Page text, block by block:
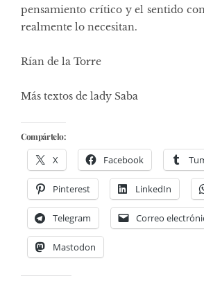
pensamiento crítico y el sentido
realmente lo necesitan.
Rían de la Torre
Más textos de lady Saba
Compártelo:
X Facebook
Pinterest LinkedIn
Telegram Correo
Mastodon